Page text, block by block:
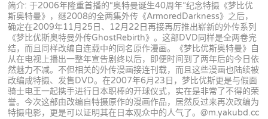
简介: 于2006年隆重首播的“奥特曼诞生40周年”纪念特摄《梦比优
斯奥特曼》，继2008的全两集外传《ArmoredDarkness》之后，
确定在2009年11月25日、12月22日再接再厉推出崭新的外传系列
《梦比优斯奥特曼外传GhostRebirth》。这部DVD同样是全两卷完
结，而且同样改编自连载中的同名原作漫画。《梦比优斯奥特曼》自
从在电视上播出一整年宣告剧终以后，即便时间到了两年后的今日依
然魅力不减。不但相关的外传漫画接连刊载，而且这些漫画也陆续被
改编成特摄、发售DVD。在2007年6月23日，梦比优斯更是与假面
骑士电王一起携手进行日本职棒的开球仪式，实在是非常了不得的荣
誉。今次这部由改编自特摄原作的漫画作品，居然反过来再次改编为
特摄电影，更是可以证明其在日本观众中的人气了。@m.yakubd.cc